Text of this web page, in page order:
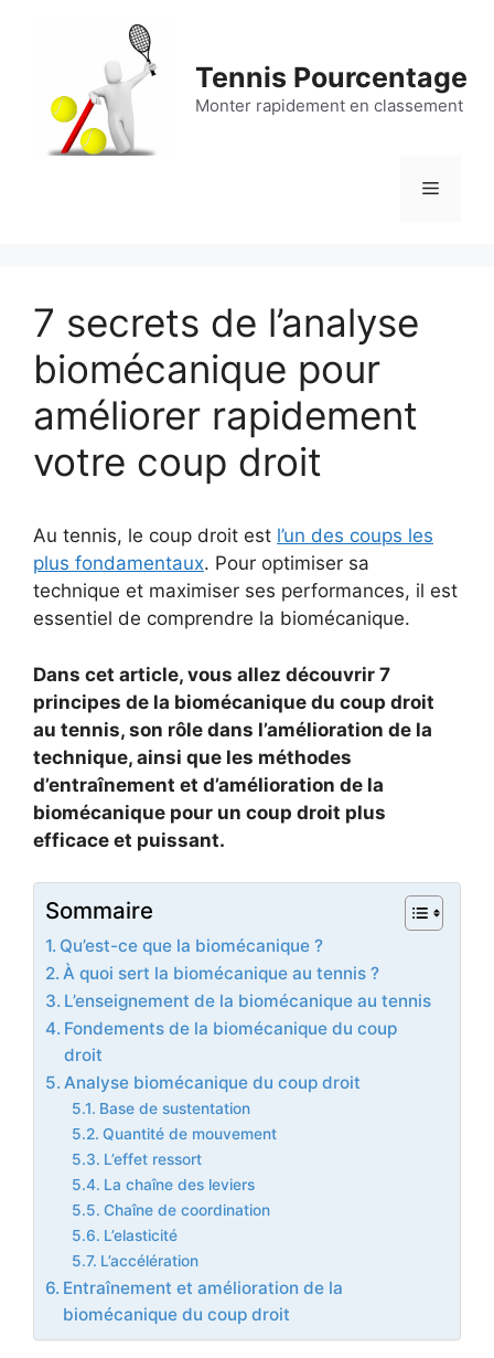
Tennis Pourcentage
Monter rapidement en classement
Menu
7 secrets de l’analyse
biomécanique pour
améliorer rapidement
votre coup droit
Au tennis, le coup droit est l’un des coups les
plus fondamentaux. Pour optimiser sa
technique et maximiser ses performances, il est
essentiel de comprendre la biomécanique.
Dans cet article, vous allez découvrir 7
principes de la biomécanique du coup droit
au tennis, son rôle dans l’amélioration de la
technique, ainsi que les méthodes
d’entraînement et d’amélioration de la
biomécanique pour un coup droit plus
efficace et puissant.
Sommaire
Qu’est-ce que la biomécanique ?
À quoi sert la biomécanique au tennis ?
L’enseignement de la biomécanique au tennis
Fondements de la biomécanique du coup
droit
Analyse biomécanique du coup droit
Base de sustentation
Quantité de mouvement
L’effet ressort
La chaîne des leviers
Chaîne de coordination
L’elasticité
L’accélération
Entraînement et amélioration de la
biomécanique du coup droit